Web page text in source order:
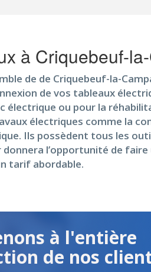
à Criquebeuf-
de de Criquebeuf-la-
de vos tableaux
électrique ou pour la
électriques comme la
Ils possèdent tous les
donnera l’opportunité de
tarif abordable.
à l'entière
de nos